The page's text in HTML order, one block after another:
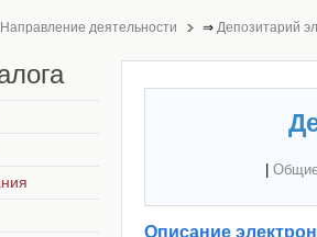
Направление деятельности ⇒ Депозитарий
Описание